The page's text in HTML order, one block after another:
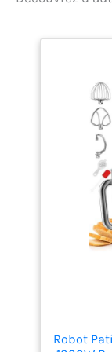
Robot